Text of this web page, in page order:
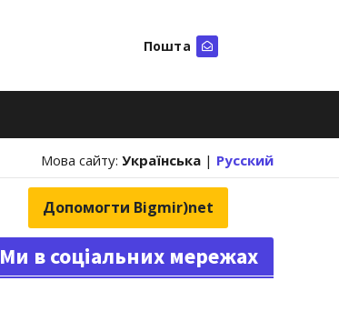
Пошта
Мова сайту: Українська | Русский
Допомогти Bigmir)net
Ми в соціальних мережах